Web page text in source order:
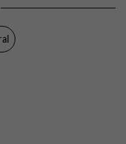
Löstagbart skal